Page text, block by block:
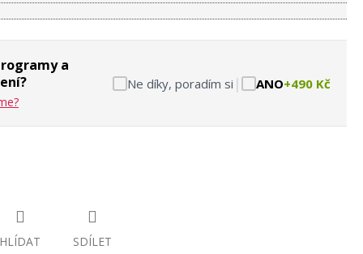
a
Ne díky, poradím si | ANO+490 Kč
HLÍDAT SDÍLET